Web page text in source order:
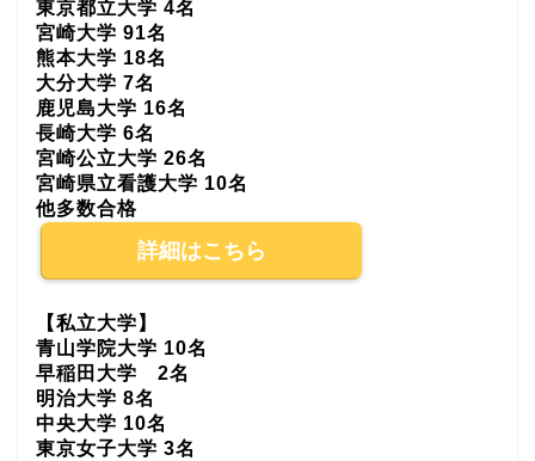
東京都立大学 4名
宮崎大学 91名
熊本大学 18名
大分大学 7名
鹿児島大学 16名
長崎大学 6名
宮崎公立大学 26名
宮崎県立看護大学 10名
他多数合格
詳細はこちら
【私立大学】
青山学院大学 10名
早稲田大学 2名
明治大学 8名
中央大学 10名
東京女子大学 3名